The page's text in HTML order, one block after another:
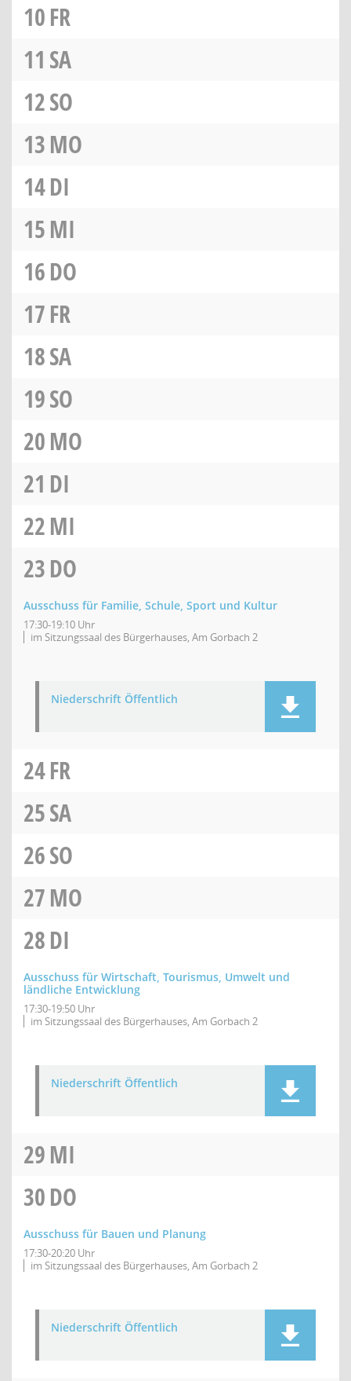
10FR
11 SA
12SO
13MO
14DI
15MI
16DO
17FR
18SA
19SO
20MO
21 DI
22MI
23DO
Ausschuss für Familie, Schule, Sport und Kultur
17:30-19:10 Uhr
im Sitzungssaal des Bürgerhauses, Am Gorbach 2
Niederschrift Öffentlich
24FR
25SA
26SO
27MO
28DI
Ausschuss für Wirtschaft, Tourismus, Umwelt und
ländliche Entwicklung
17:30-19:50 Uhr
im Sitzungssaal des Bürgerhauses, Am Gorbach 2
Niederschrift Öffentlich
29MI
30DO
Ausschuss für Bauen und Planung
17:30-20:20 Uhr
im Sitzungssaal des Bürgerhauses, Am Gorbach 2
Niederschrift Öffentlich